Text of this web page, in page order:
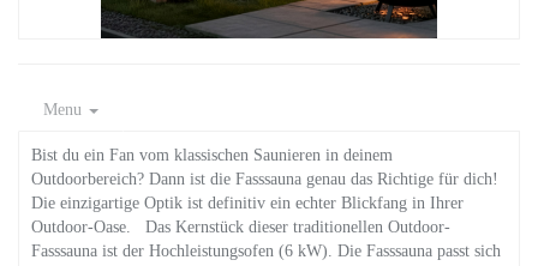
Menu
Bist du ein Fan vom klassischen Saunieren in deinem
Outdoorbereich? Dann ist die Fasssauna genau das Richtige für dich!
Die einzigartige Optik ist definitiv ein echter Blickfang in Ihrer
Outdoor-Oase. Das Kernstück dieser traditionellen Outdoor-
Fasssauna ist der Hochleistungsofen (6 kW). Die Fasssauna passt sich